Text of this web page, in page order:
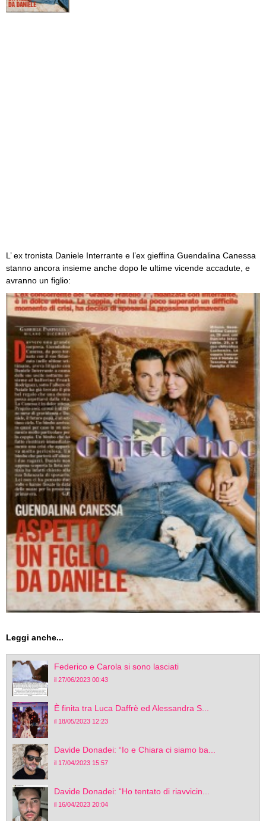
L’ ex tronista Daniele Interrante e l’ex gieffina Guendalina Canessa
stanno ancora insieme anche dopo le ultime vicende accadute, e
avranno un figlio:
Leggi anche...
Federico e Carola si sono lasciati
il 27/06/2023 00:43
È finita tra Luca Daffrè ed Alessandra S...
il 18/05/2023 12:23
Davide Donadei: “Io e Chiara ci siamo ba...
il 17/04/2023 15:57
Davide Donadei: “Ho tentato di riavvicin...
il 16/04/2023 20:04